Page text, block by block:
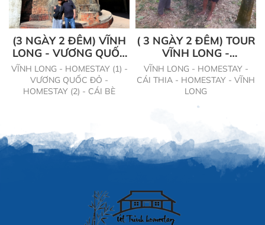
(3 NGÀY 2 ĐÊM) VĨNH
LONG - VƯƠNG QUỐC
ĐỎ - CÁI BÈ
VĨNH LONG - HOMESTAY (1) -
VƯƠNG QUỐC ĐỎ -
HOMESTAY (2) - CÁI BÈ
( 3 NGÀY 2 ĐÊM) TOUR
VĨNH LONG -
HOMESTAY - CÁI THIA
VĨNH LONG - HOMESTAY -
CÁI THIA - HOMESTAY - VĨNH
LONG